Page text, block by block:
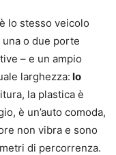
lo stesso veicolo
o due porte
– e un ampio
larghezza: lo
la plastica è
è un’auto comoda,
non vibra e sono
di percorrenza.